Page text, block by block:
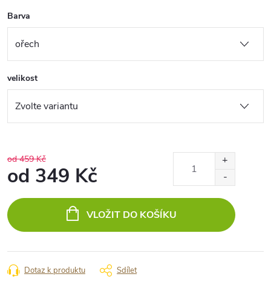
Barva
velikost
od 459 Kč
od 349 Kč
cena:
VLOŽIT DO KOŠÍKU
Dotaz k produktu Sdílet